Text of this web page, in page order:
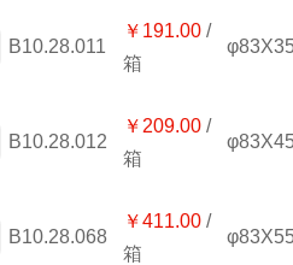
B10.28.011
￥191.00
箱
B10.28.012
￥209.00
箱
B10.28.068
￥411.00
箱